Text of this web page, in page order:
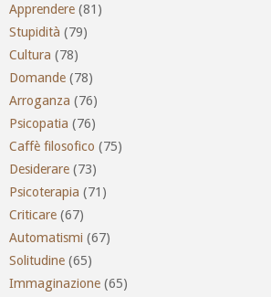
Apprendere (81)
Stupidità (79)
Cultura (78)
Domande (78)
Arroganza (76)
Psicopatia (76)
Caffè filosofico (75)
Desiderare (73)
Psicoterapia (71)
Criticare (67)
Automatismi (67)
Solitudine (65)
Immaginazione (65)